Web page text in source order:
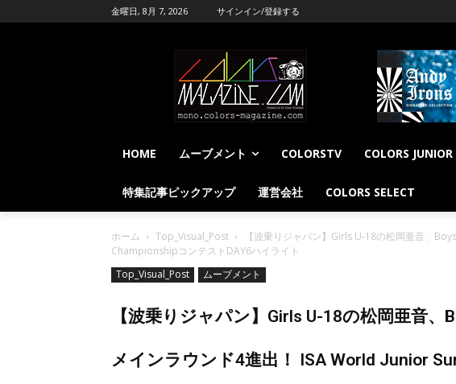
金曜日, 8月 7, 2026 サインイン/登録する
HOME ムーブメント COLORSTV COLORS
特集記事ピックアップ 運営会社 COLORS SELECT
ホーム Top_Visual_Post
【波乗りジャパン】Girls U-18の松岡亜音、
ChampionshipコンテストDAY6ハイライト
Top_Visual_Post
ムーブメント
【波乗りジャパン】Girls U-18の松岡亜音
メインラウンド4進出！ ISA World Junior